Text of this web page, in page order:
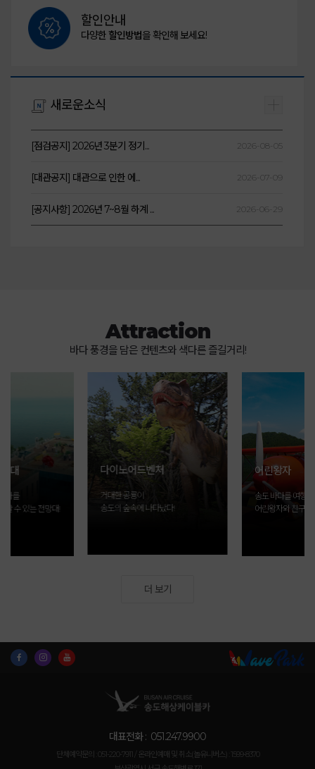
할인안내
다양한 할인방법을 확인해 보세요!
새로운소식
[점검공지] 2026년 3분기 정기... 2026-08-05
[대관공지] 대관으로 인한 에... 2026-07-09
[공지사항] 2026년 7~8월 하계 ... 2026-06-29
Attraction
바다 풍경을 담은 컨텐츠와 색다른 즐길거리!
더 보기
대
카를
할 수 있는 전망대!
다이노어드벤처
거대한 공룡이
송도의 숲속에 나타났다!
어린왕자
송도 바다를 여행
어린왕자와 친구들!
대표전화 : 051.247.9900
단체예약문의 : 051-220-7911 / 온라인예매 및 취소(놀유니버스) : 1599-8370